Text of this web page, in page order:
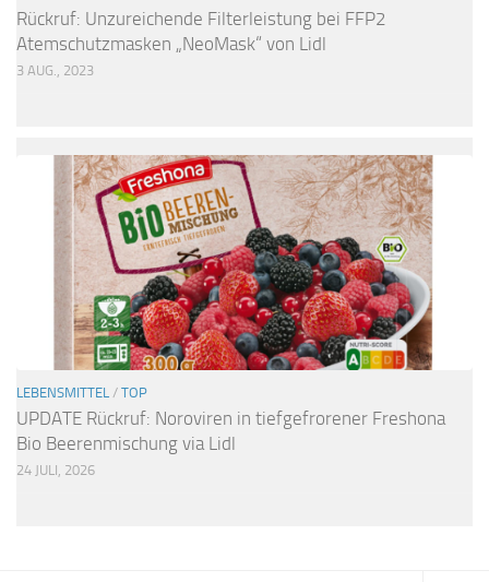
Rückruf: Unzureichende Filterleistung bei FFP2
Atemschutzmasken „NeoMask“ von Lidl
3 AUG., 2023
LEBENSMITTEL / TOP
UPDATE Rückruf: Noroviren in tiefgefrorener Freshona
Bio Beerenmischung via Lidl
24 JULI, 2026